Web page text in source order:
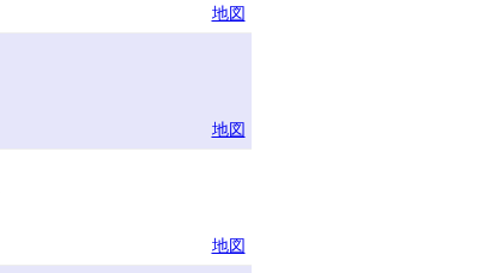
地図
地図
地図